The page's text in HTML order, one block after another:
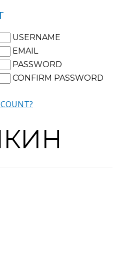
USERNAME
EMAIL
PASSWORD
CONFIRM PASSWORD